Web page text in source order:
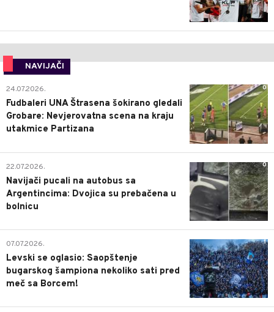
NAVIJAČI
0
24.07.2026.
Fudbaleri UNA Štrasena šokirano gledali
Grobare: Nevjerovatna scena na kraju
utakmice Partizana
0
22.07.2026.
Navijači pucali na autobus sa
Argentincima: Dvojica su prebačena u
bolnicu
1
07.07.2026.
Levski se oglasio: Saopštenje
bugarskog šampiona nekoliko sati pred
meč sa Borcem!